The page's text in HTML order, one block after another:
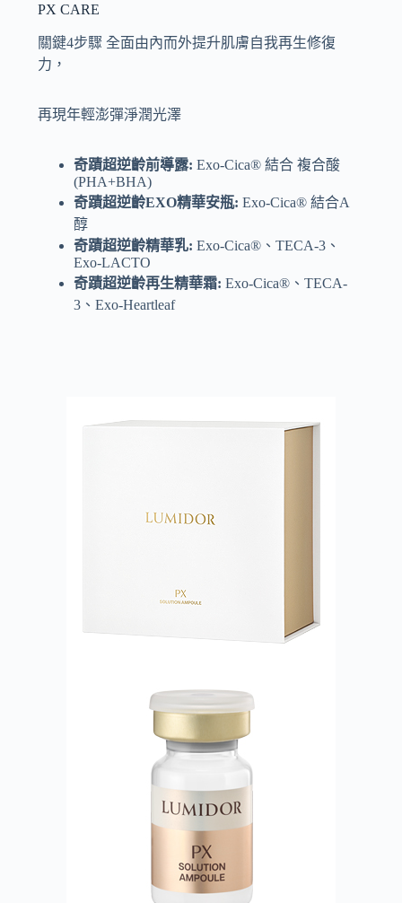
PX CARE
關鍵4步驟 全面由內而外提升肌膚自我再生修復
力，
再現年輕澎彈淨潤光澤
奇蹟超逆齡前導露:Exo-Cica® 結合 複合酸
(PHA+BHA)
奇蹟超逆齡EXO精華安瓶:Exo-Cica® 結合A
醇
奇蹟超逆齡精華乳:Exo-Cica®、TECA-3、
Exo-LACTO
奇蹟超逆齡再生精華霜:Exo-Cica®、TECA-
3、Exo-Heartleaf